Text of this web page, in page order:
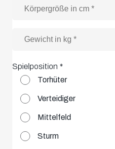
Spielposition *
Torhüter
Verteidiger
Mittelfeld
Sturm